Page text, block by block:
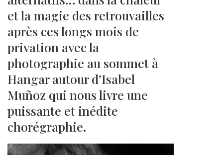
et la magie des retrouvailles
après ces longs mois de
privation avec la
photographie au sommet à
Hangar autour d’Isabel
Muñoz qui nous livre une
puissante et inédite
chorégraphie.